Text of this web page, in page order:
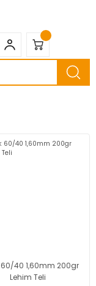
60/40 1,60mm 200gr
Lehim Teli